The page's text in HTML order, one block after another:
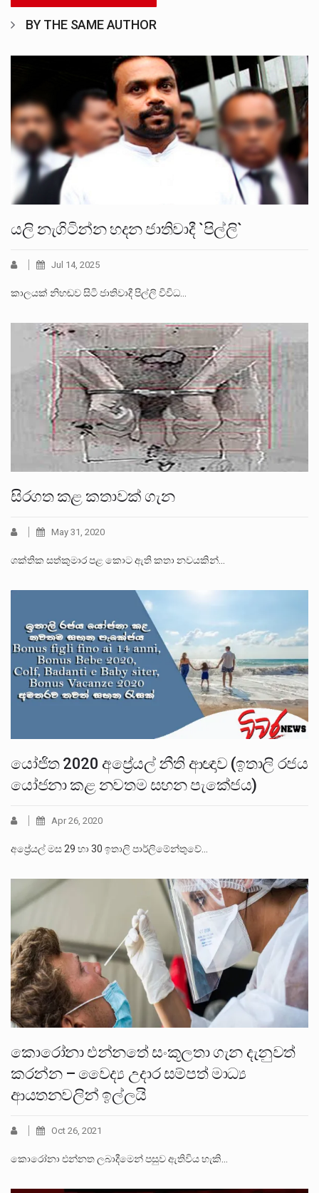
BY THE SAME AUTHOR
යලි නැගිටින්න හදන ජාතිවාදී `පිල්ලි`
Jul 14, 2025
කාලයක් නිහඬව සිටි ජාතිවාදී පිල්ලි විවිධ…
සිරගත කළ කතාවක් ගැන
May 31, 2020
ශක්තික සත්කුමාර පළ කොට ඇති කතා නවයකින්…
යෝජිත 2020 අප්‍රේයල් නීති ආඥාව (ඉතාලි රජය
යෝජනා කළ නවතම සහන පැකේජය)
Apr 26, 2020
අප්‍රේයල් මස 29 හා 30 ඉතාලි පාර්ලිමේන්තුවේ…
කොරෝනා එන්නතේ සංකූලතා ගැන දැනුවත්
කරන්න – වෛද්‍ය උදාර සම්පත් මාධ්‍ය
ආයතනවලින් ඉල්ලයි
Oct 26, 2021
කොරෝනා එන්නත ලබාදීමෙන් පසුව ඇතිවිය හැකි…